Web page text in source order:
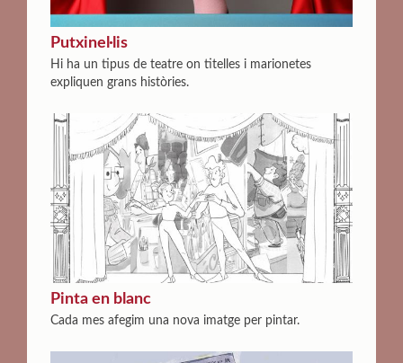
Putxinel·lis
Hi ha un tipus de teatre on titelles i marionetes
expliquen grans històries.
Pinta en blanc
Cada mes afegim una nova imatge per pintar.